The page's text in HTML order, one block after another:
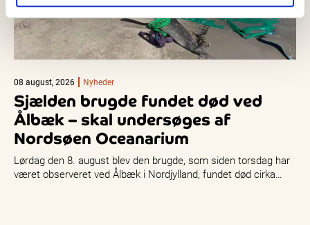
08 august, 2026 Nyheder
Sjælden brugde fundet død ved
Ålbæk – skal undersøges af
Nordsøen Oceanarium
Lørdag den 8. august blev den brugde, som siden torsdag har
været observeret ved Ålbæk i Nordjylland, fundet død cirka…